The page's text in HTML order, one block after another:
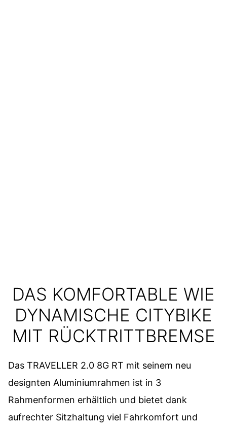
DAS KOMFORTABLE WIE
DYNAMISCHE CITYBIKE
MIT RÜCKTRITTBREMSE
Das TRAVELLER 2.0 8G RT mit seinem neu
designten Aluminiumrahmen ist in 3
Rahmenformen erhältlich und bietet dank
aufrechter Sitzhaltung viel Fahrkomfort und